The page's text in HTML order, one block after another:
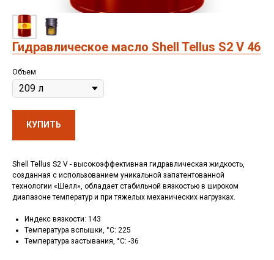
Гидравлическое масло Shell Tellus S2 V 46
Объем
КУПИТЬ
Shell Tellus S2 V - высокоэффективная гидравлическая жидкость,
созданная с использованием уникальной запатентованной
технологии «Шелл», обладает стабильной вязкостью в широком
диапазоне температур и при тяжелых механических нагрузках.
Индекс вязкости: 143
Температура вспышки, °C: 225
Температура застывания, °C: -36